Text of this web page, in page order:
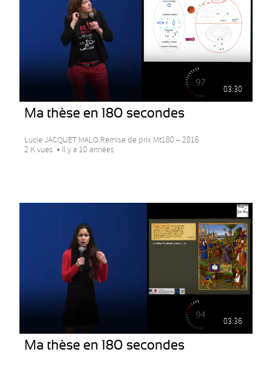
03:30
Ma thèse en 180 secondes
Lucie JACQUET MALO Remise de prix Mt180 – 2016
2 K vues
Il y a 10 années
03:36
Ma thèse en 180 secondes